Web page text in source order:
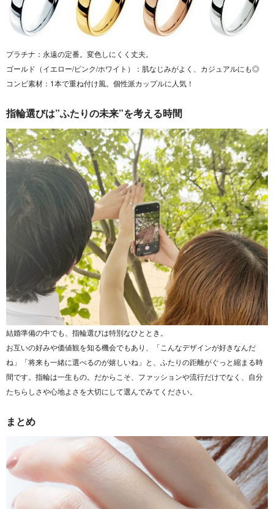
プラチナ：永遠の定番。変色しにくく丈夫。
ゴールド（イエロー/ピンク/ホワイト）：肌なじみがよく、カジュアルにも◎
コンビ素材：1本で重ね付け風。個性派カップルに人気！
指輪選びは”ふたりの未来”を考える時間
結婚準備の中でも、指輪選びは特別なひととき。
お互いの好みや価値観を知る機会でもあり、「こんなデザインが好きなんだ
ね」「将来も一緒に選べるのが嬉しいね」と、ふたりの距離がぐっと縮まる時
間です。指輪は一生もの。だからこそ、ファッションや流行だけでなく、自分
たちらしさや心地よさを大切にして選んでみてください。
まとめ